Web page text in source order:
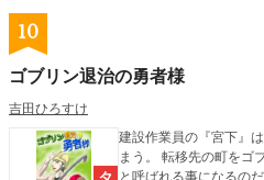
10
ゴブリン退治の勇者様
吉田ひろすけ
建設作業員の『宮下』
まう。 転移先の町をゴ
と呼ばれる事になるのだが… 無自覚勘違い勇者の